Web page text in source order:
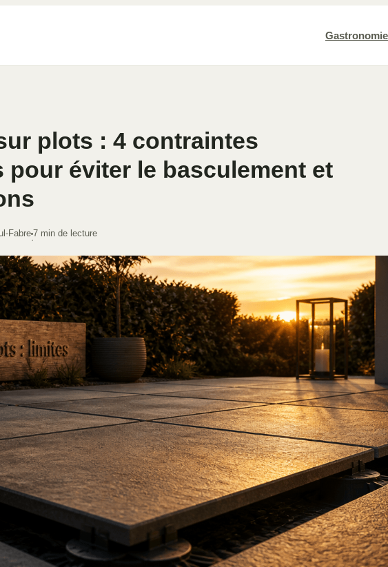
Gastronomie
plots : 4 contraintes
pour éviter le basculement et
Fabre
·
7 min de lecture